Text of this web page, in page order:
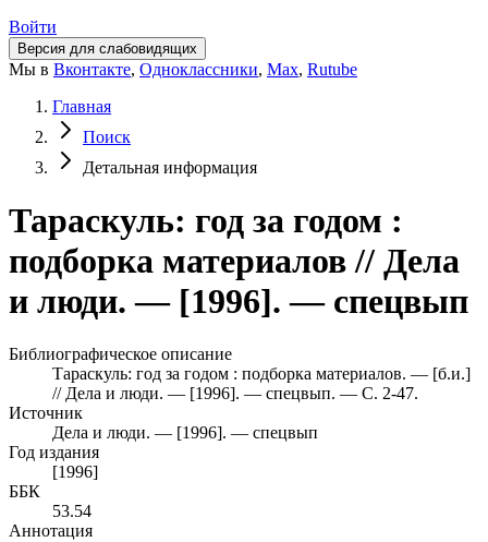
Войти
Версия для слабовидящих
Мы в Вконтакте, Одноклассники, Max, Rutube
Главная
Поиск
Детальная информация
Тараскуль: год за годом :
подборка материалов // Дела
и люди. — [1996]. — спецвып
Библиографическое описание
Тараскуль: год за годом : подборка материалов. — [б.и.]
// Дела и люди. — [1996]. — спецвып. — С. 2-47.
Источник
Дела и люди. — [1996]. — спецвып
Год издания
[1996]
ББК
53.54
Аннотация